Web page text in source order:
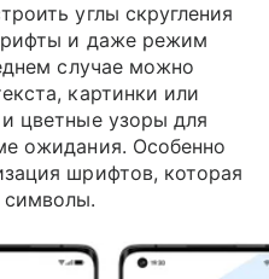
углы скругления
и даже режим
случае можно
картинки или
цветные узоры для
ожидания. Особенно
шрифтов, которая
символы.